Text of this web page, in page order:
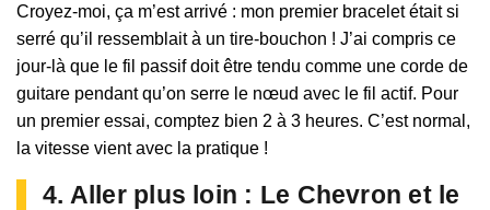
Croyez-moi, ça m’est arrivé : mon premier bracelet était si
serré qu’il ressemblait à un tire-bouchon ! J’ai compris ce
jour-là que le fil passif doit être tendu comme une corde de
guitare pendant qu’on serre le nœud avec le fil actif. Pour
un premier essai, comptez bien 2 à 3 heures. C’est normal,
la vitesse vient avec la pratique !
4. Aller plus loin : Le Chevron et le